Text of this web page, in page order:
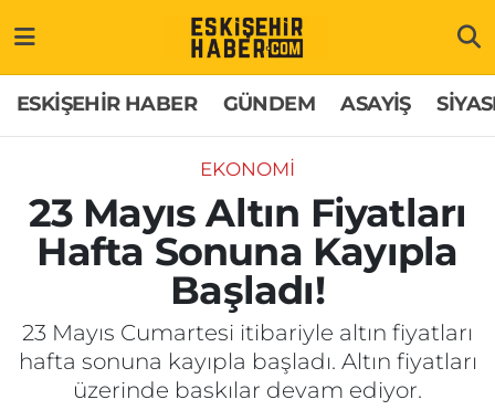
ESKİŞEHİR HABER GÜNDEM ASAYİŞ
EKONOMİ
23 Mayıs Altın Fiyatları
Hafta Sonuna Kayıpla
Başladı!
23 Mayıs Cumartesi itibariyle altın fiyatları
hafta sonuna kayıpla başladı. Altın fiyatları
üzerinde baskılar devam ediyor.
GÜNDEM
ASAYİŞ
SİYASET
SAĞLIK
Hakkımızda
İletişim
Künye
Odunpazarı Trafik Yoğunluk Haritası
Süper Lig Puan Durumu ve Fikstür
Tüm Manşetler
Son Dakika Haberleri
Haber Arşivi